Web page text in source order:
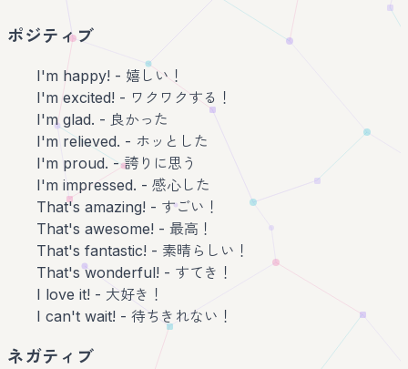
ポジティブ
I'm happy! - 嬉しい！
I'm excited! - ワクワクする！
I'm glad. - 良かった
I'm relieved. - ホッとした
I'm proud. - 誇りに思う
I'm impressed. - 感心した
That's amazing! - すごい！
That's awesome! - 最高！
That's fantastic! - 素晴らしい！
That's wonderful! - すてき！
I love it! - 大好き！
I can't wait! - 待ちきれない！
ネガティブ